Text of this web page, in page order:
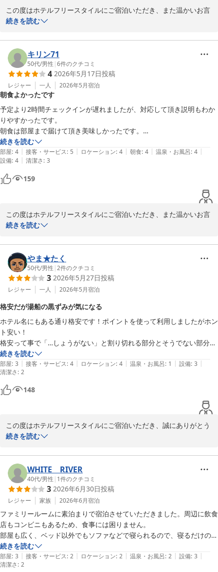
この度はホテルフリースタイルにご宿泊いただき、また温かいお言
葉をお寄せいただき誠にありがとうございます。
お客様のまたのお越しをスタッフ一同お待ちしております
ＨＯＴＥＬ ＦＲＥＥ ＳＴＹＬＥ
2026-06-21
続きを読む
キリン71
50代/男性 |6件のクチコミ
4 2026年5月17日投稿
レジャー 一人 2026年5月宿泊
朝食よかったです
予定より2時間チェックインが遅れましたが、対応して頂き説明もわか
りやすかったです。
朝食は部屋まで届けて頂き美味しかったです。
ありがとうございました。
続きを読む
部屋: 4 | 接客・サービス: 5 | ロケーション: 4 | 朝食: 4 | 温泉・お風呂: 4 |
設備: 4 | 清潔さ: 3
159
この度はホテルフリースタイルにご宿泊いただき、また温かいお言
葉をお寄せいただき誠にありがとうございます。
お客様のまたのお越しをスタッフ一同お待ちしております。
ＨＯＴＥＬ ＦＲＥＥ ＳＴＹＬＥ
2026-06-21
続きを読む
やま★たく
50代/男性 |2件のクチコミ
3 2026年5月27日投稿
レジャー 一人 2026年5月宿泊
格安だが湯船の黒ずみが気になる
ホテル名にもある通り格安です！ポイントを使って利用しましたがホン
ト安い！
格安って事で「…しょうがない」と割り切れる部分とそうでない部分が
【良】
・フロントの対応は丁寧
・素泊まりで予約したけど朝食がいただけた…それも部屋まで持ってき
てくれるラ◯ホテル並み
・夜の飲食店には困らない
みが…なにこれ？…しばらくパージして入りましたが…なんか気持ち悪
い
続きを読む
部屋: 3 | 接客・サービス: 4 | ロケーション: 4 | 温泉・お風呂: 1 | 設備: 3 |
清潔さ: 2
148
この度はホテルフリースタイルにご宿泊いただき、誠にありがとう
ございます。
いません。 頂いたご意見は従業員に共有させていただき、お客様に
ご満足いただけるよう、設備の点検を徹底してまいります。
お客様のまたのお越しをスタッフ一同お待ちしております
ＨＯＴＥＬ ＦＲＥＥ ＳＴＹＬＥ
続きを読む
WHITE RIVER
40代/男性 | 1件のクチコミ
3 2026年6月30日投稿
レジャー 家族 2026年6月宿泊
ファミリールームに素泊まりで宿泊させていただきました。周辺に飲食
店もコンビニもあるため、食事には困りません。
部屋も広く、ベッド以外でもソファなどで寝られるので、寝るだけの宿
泊ならコスパいいと思います。ただバスルームのシャワーの水圧が弱い
のが、ちょい残念でした
続きを読む
部屋: 3 | 接客・サービス: 2 | ロケーション: 2 | 温泉・お風呂: 2 | 設備: 3 |
清潔さ: 2